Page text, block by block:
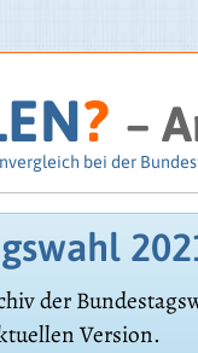
? –
bei der
der
Version.